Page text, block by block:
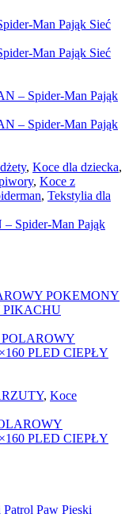
, Koce dla dziecka,
, Koce z
, Tekstylia dla
Spider-Man Pająk
, Koce
PLED CIEPŁY